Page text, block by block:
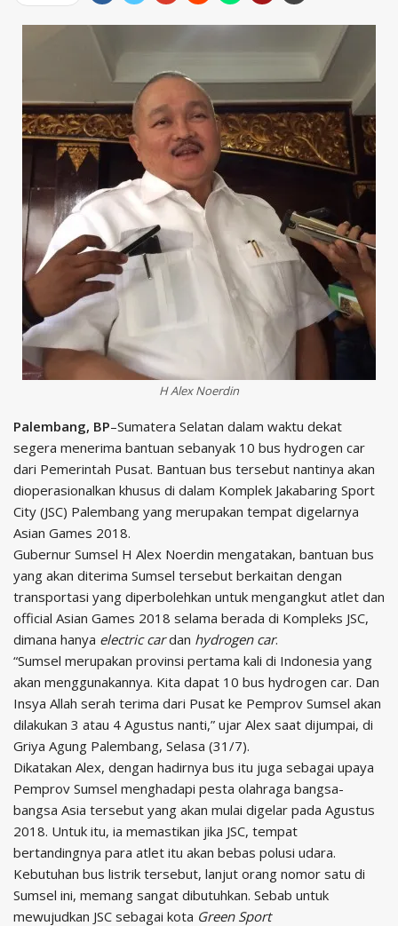
H Alex Noerdin
Palembang, BP–Sumatera Selatan dalam waktu dekat
segera menerima bantuan sebanyak 10 bus hydrogen car
dari Pemerintah Pusat. Bantuan bus tersebut nantinya akan
dioperasionalkan khusus di dalam Komplek Jakabaring Sport
City (JSC) Palembang yang merupakan tempat digelarnya
Asian Games 2018.
Gubernur Sumsel H Alex Noerdin mengatakan, bantuan bus
yang akan diterima Sumsel tersebut berkaitan dengan
transportasi yang diperbolehkan untuk mengangkut atlet dan
official Asian Games 2018 selama berada di Kompleks JSC,
dimana hanya electric cardan hydrogen car.
“Sumsel merupakan provinsi pertama kali di Indonesia yang
akan menggunakannya. Kita dapat 10 bus hydrogen car. Dan
Insya Allah serah terima dari Pusat ke Pemprov Sumsel akan
dilakukan 3 atau 4 Agustus nanti,” ujar Alex saat dijumpai, di
Griya Agung Palembang, Selasa (31/7).
Dikatakan Alex, dengan hadirnya bus itu juga sebagai upaya
Pemprov Sumsel menghadapi pesta olahraga bangsa-
bangsa Asia tersebut yang akan mulai digelar pada Agustus
2018. Untuk itu, ia memastikan jika JSC, tempat
bertandingnya para atlet itu akan bebas polusi udara.
Kebutuhan bus listrik tersebut, lanjut orang nomor satu di
Sumsel ini, memang sangat dibutuhkan. Sebab untuk
mewujudkan JSC sebagai kota Green Sport